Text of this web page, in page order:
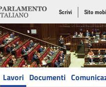
Scrivi Sito
Lavori Documenti